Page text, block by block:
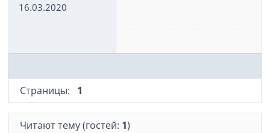
16.03.2020
Страницы: 1
Читают тему (гостей: 1)